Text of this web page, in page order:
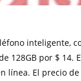
inteligente,
128GB por $ 14.
línea. El precio